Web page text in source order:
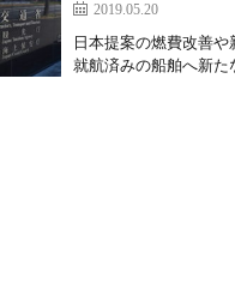
2019.05.20
日本提案の燃費改善
就航済みの船舶へ新